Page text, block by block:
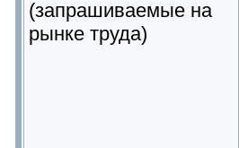
(запрашиваемые на
рынке труда)